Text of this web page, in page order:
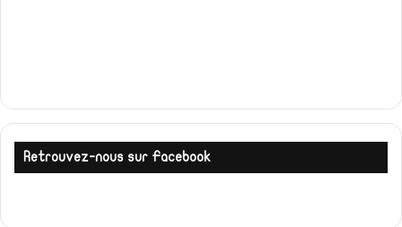
Retrouvez-nous sur Facebook